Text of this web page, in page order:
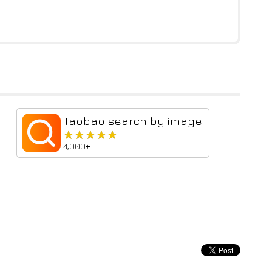
Taobao search by image
★★★★★
★★★★★
4,000+